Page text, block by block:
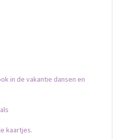
in de vakantie dansen en
kaartjes.